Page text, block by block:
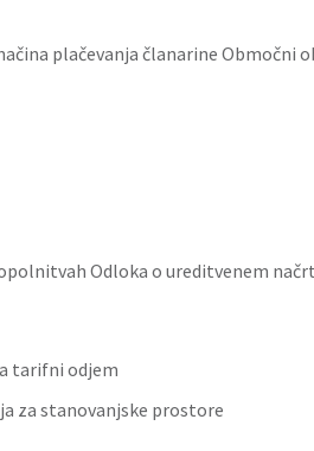
plačevanja članarine Območni
Odloka o ureditvenem
tarifni odjem
za stanovanjske prostore